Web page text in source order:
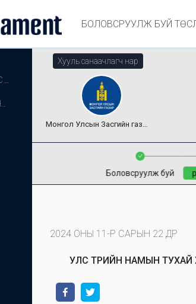
БОЛОВСРУУЛЖ БУЙ
Хууль санаачлагч нар
Монгол Улсын Засгийн газар
Боловсруулж буй
2024 ОНЫ 11-Р САРЫН 22 ӨДӨР
УЛС ТӨРИЙН НАМЫН ТУХАЙ